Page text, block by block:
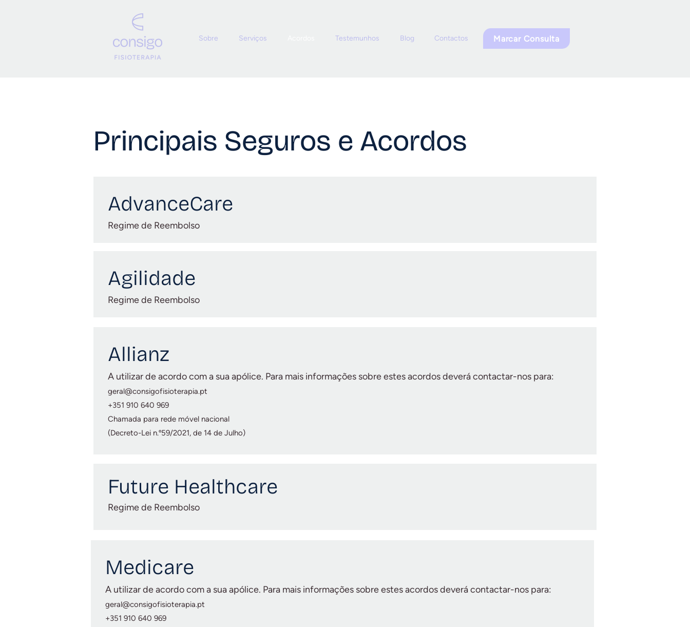
Sobre Serviços Testemunhos Blog Contactos Marcar Consulta
Principais Seguros e Acordos
AdvanceCare
Regime de Reembolso
Agilidade
Regime de Reembolso
Allianz
A utilizar de acordo com a sua apólice. Para mais informações sobre estes acordos deverá contactar-nos para:
geral@consigofisioterapia.pt
+351 910 640 969
Chamada para rede móvel nacional
(Decreto-Lei n.º59/2021, de 14 de Julho)
Future Healthcare
Regime de Reembolso
Medicare
A utilizar de acordo com a sua apólice. Para mais informações sobre estes acordos deverá contactar-nos para:
geral@consigofisioterapia.pt
+351 910 640 969